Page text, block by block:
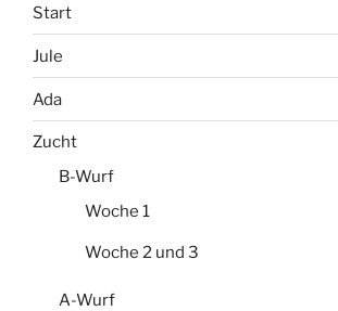
Start
Jule
Ada
Zucht
B-Wurf
Woche 1
Woche 2 und 3
A-Wurf